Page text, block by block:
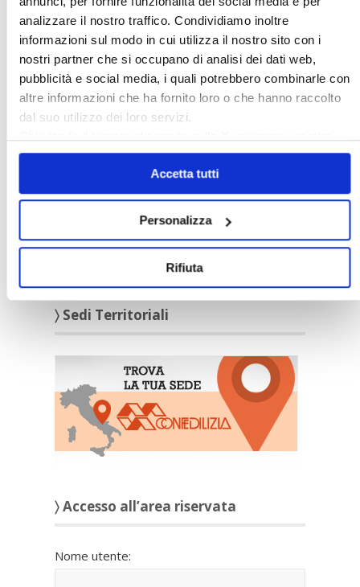
analizzare il nostro traffico. Condividiamo inoltre
informazioni sul modo in cui utilizza il nostro sito con i
nostri partner che si occupano di analisi dei dati web,
pubblicità e social media, i quali potrebbero combinarle con
altre informazioni che ha fornito loro o che hanno raccolto
dal suo utilizzo dei loro servizi.
solo i cookie necessari.
Accetta tutti
Personalizza
Rifiuta
〉 5 ragioni per aderire a Confedilizia
〉 Sedi Territoriali
〉 Accesso all’area riservata
Nome utente: